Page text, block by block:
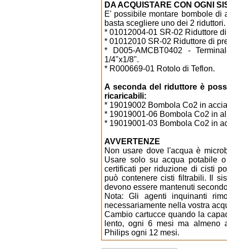
DA ACQUISTARE CON OGNI
E' possibile montare bombole di
basta scegliere uno dei 2 riduttori.
* 01012004-01 SR-02 Riduttore
* 01012010 SR-02 Riduttore di
* D005-AMCBT0402 -
1/4"x1/8".
* R000669-01 Rotolo di Teflon.
A seconda del riduttore è
ricaricabili:
* 19019002 Bombola Co2 in
* 19019001-06 Bombola Co2 in
* 19019001-03 Bombola Co2 in
AVVERTENZE
Non usare dove l'acqua è
Usare solo su acqua potabile
certificati per riduzione di cisti
può contenere cisti filtrabili. Il
devono essere mantenuti
Nota: Gli agenti inquinanti
necessariamente nella vostra
Cambio cartucce quando la
lento, ogni 6 mesi ma almeno
Philips ogni 12 mesi.